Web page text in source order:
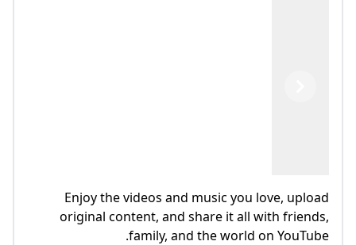
Enjoy the videos and music you love, upload
original content, and share it all with friends,
family, and the world on YouTube.